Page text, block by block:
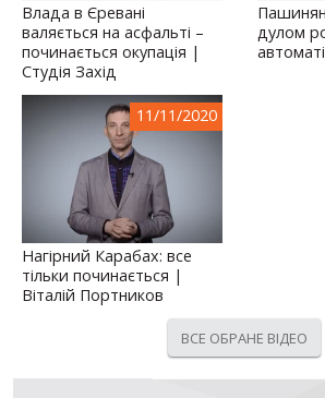
Влада в Єревані
валяється на асфальті –
починається окупація |
Студія Захід
Пашинян
дулом
11/11/2020
Нагірний Карабах: все
тільки починається |
Віталій Портников
ВСЕ ОБРАНЕ ВІДЕО